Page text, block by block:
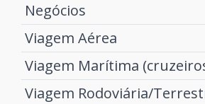
Negócios
Viagem Aérea
Viagem Marítima
Viagem Rodoviária/